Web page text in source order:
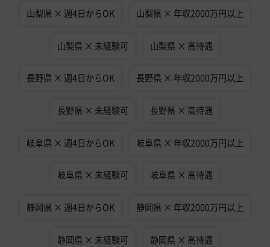
山梨県 × 週4日からOK 山梨県 × 年収2000万円以上
山梨県 × 未経験可 山梨県 × 高待遇
長野県 × 週4日からOK 長野県 × 年収2000万円以上
長野県 × 未経験可 長野県 × 高待遇
岐阜県 × 週4日からOK 岐阜県 × 年収2000万円以上
岐阜県 × 未経験可 岐阜県 × 高待遇
静岡県 × 週4日からOK 静岡県 × 年収2000万円以上
静岡県 × 未経験可 静岡県 × 高待遇